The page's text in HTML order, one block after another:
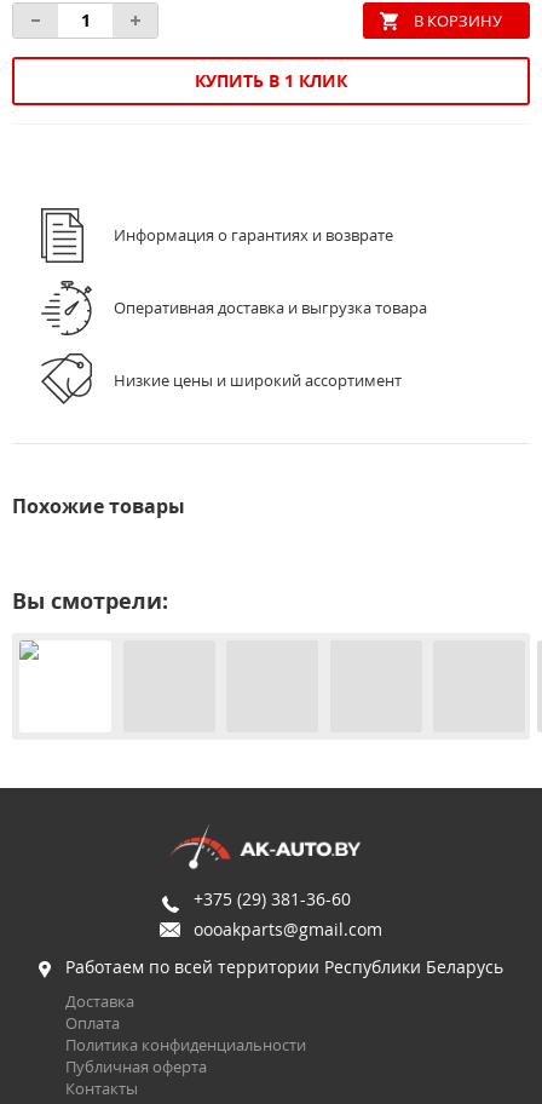
КУПИТЬ В 1 КЛИК
Информация о гарантиях и возврате
Оперативная доставка и выгрузка товара
Низкие цены и широкий ассортимент
Похожие товары
Вы смотрели:
+375 (29) 381-36-60
oooakparts@gmail.com
Работаем по всей территории Республики Беларусь
Доставка
Оплата
Политика конфиденциальности
Публичная оферта
Контакты